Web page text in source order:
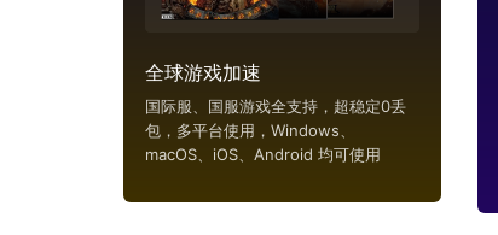
全球游戏加速
国际服、国服游戏全支持，超稳定0丢
包，多平台使用，Windows、
macOS、iOS、Android 均可使用